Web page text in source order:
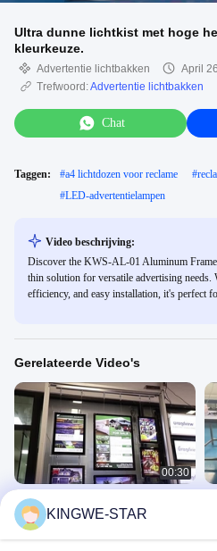
Ultra dunne lichtkist met hoge
kleurkeuze.
Advertentie lichtbakken
April
Trefwoord:Advertentie lichtbakken
Chat
Taggen: #a4 lichtdozen voor reclame #
#LED-advertentielampen
Video beschrijving:
Discover the KWS-AL-01 Aluminum
thin solution for versatile advertising needs.
efficiency, and easy installation, it's perfect
Gerelateerde Video's
00:30
Multi-applicatiescenario's, geschikt
voor een verscheidenheid aan
scenario's.
Advertentie Lichtbakken
KINGWE-STAR